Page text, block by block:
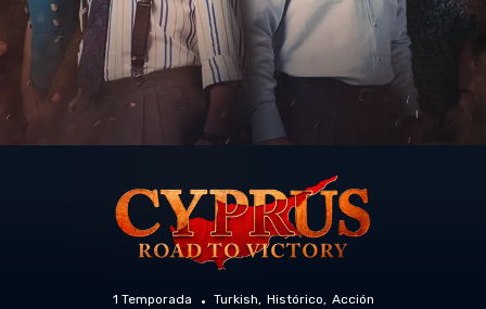
1 Temporada Turkish Histórico Acción